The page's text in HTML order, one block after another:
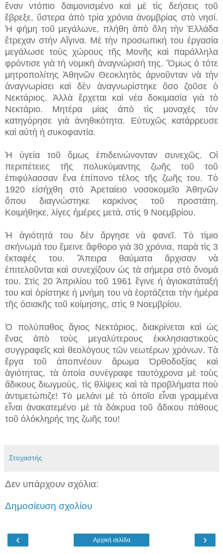
ἕναν ντόπιο δαιμονισμένο καὶ μὲ τὶς δεήσεις τοῦ
ἔβρεξε, ὕστερα ἀπὸ τρία χρόνια ἀνομβρίας στὸ νησί.
Ἡ φήμη τοῦ μεγάλωνε, πλήθη ἀπὸ ὅλη τὴν Ἑλλάδα
ἔτρεχαν στὴν Αἴγινα. Μὲ τὴν προσωπική του ἐργασία
μεγάλωσε τοὺς χώρους τῆς Μονῆς καὶ παράλληλα
φρόντισε γιὰ τὴ νομικὴ ἀναγνώρισή της. Ὅμως ὁ τότε
μητροπολίτης Ἀθηνῶν Θεοκλητὸς ἀρνοῦνταν νὰ τὴν
ἀναγνωρίσει καὶ δὲν ἀναγνωρίστηκε ὅσο ζοῦσε ὁ
Νεκτάριος. Ἀλλὰ ἔρχεται καὶ νέα δοκιμασία γιὰ τὸ
Νεκτάριο. Μητέρα μίας ἀπὸ τὶς μοναχὲς τὸν
κατηγόρησε γιὰ ἀνηθικότητα. Εὐτυχῶς κατάρρευσε
καὶ αὐτὴ ἡ συκοφαντία.
Ἡ ὑγεία τοῦ ὅμως ἐπιδεινώνονταν συνεχῶς. Οἱ
περιπέτειες τῆς πολυκύμαντης ζωῆς τοῦ τοῦ
ἐπιφύλασσαν ἕνα ἐπίπονο τέλος τῆς ζωῆς του. Τὸ
1920 εἰσήχθη στὸ Ἀρεταίειο νοσοκομεῖο Ἀθηνῶν
ὅπου διαγνώστηκε καρκίνος τοῦ προστάτη.
Κοιμήθηκε, λίγες ἡμέρες μετά, στὶς 9 Νοεμβρίου.
Ἡ ἁγιότητά του δὲν ἄργησε νὰ φανεῖ. Τὸ τίμιο
σκήνωμά του ἔμεινε ἄφθορο γιὰ 30 χρόνια, παρὰ τὶς 3
ἐκταφές του. Ἄπειρα θαύματα ἄρχισαν νὰ
ἐπιτελοῦνται καὶ συνεχίζουν ὡς τὰ σήμερα στὸ ὄνομά
του. Στὶς 20 Ἀπριλίου τοῦ 1961 ἔγινε ἡ ἁγιοκατάταξή
του καὶ ὁρίστηκε ἡ μνήμη του νὰ ἑορτάζεται τὴν ἡμέρα
τῆς ὀσιακῆς τοῦ κοίμησης, στὶς 9 Νοεμβρίου.
Ὁ πολύπαθος ἅγιος Νεκτάριος, διακρίνεται καὶ ὡς
ἕνας ἀπὸ τοὺς μεγαλύτερους ἐκκλησιαστικοὺς
συγγραφεῖς καὶ θεολόγους τῶν νεωτέρων χρόνων. Τὰ
ἔργα τοῦ ἀποπνέουν ἄρωμα Ὀρθοδοξίας καὶ
ἁγιότητας, τὰ ὁποία συνέγραφε ταυτόχρονα μὲ τοὺς
ἄδικους διωγμούς, τὶς θλίψεις καὶ τὰ προβλήματα ποὺ
ἀντιμετώπιζε! Τὸ μελάνι μὲ τὸ ὁποῖο εἶναι γραμμένα
εἶναι ἀνακατεμένο μὲ τὰ δάκρυα τοῦ ἄδικου πάθους
τοῦ ὁλόκληρής της ζωῆς του!
Στοχαστής
Δεν υπάρχουν σχόλια:
Δημοσίευση σχολίου
‹ ›
Αρχική σελίδα